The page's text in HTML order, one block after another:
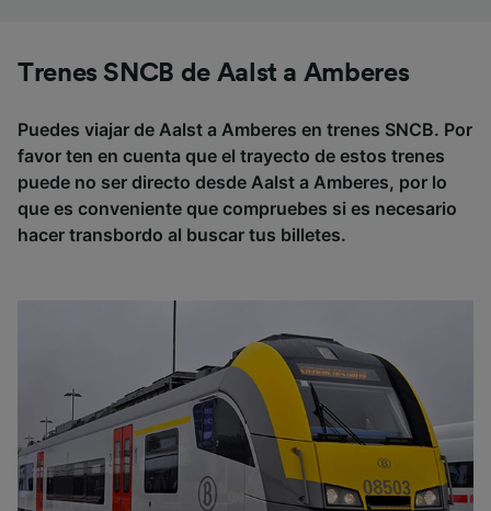
Trenes SNCB de Aalst a Amberes
Puedes viajar de Aalst a Amberes en trenes SNCB. Por
favor ten en cuenta que el trayecto de estos trenes
puede no ser directo desde Aalst a Amberes, por lo
que es conveniente que compruebes si es necesario
hacer transbordo al buscar tus billetes.